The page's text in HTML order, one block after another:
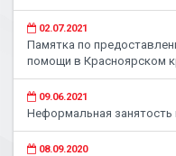
02.07.2021
Памятка по
помощи в Красноярском
09.06.2021
Неформальная занятость
08.09.2020